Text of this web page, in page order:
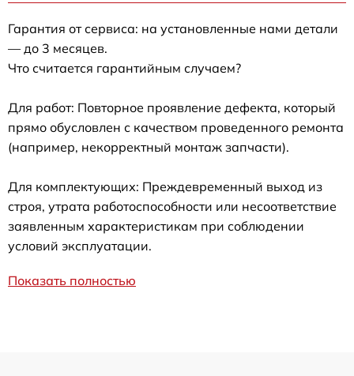
Гарантия от сервиса: на установленные нами детали
— до 3 месяцев.
Что считается гарантийным случаем?
Для работ: Повторное проявление дефекта, который
прямо обусловлен с качеством проведенного ремонта
(например, некорректный монтаж запчасти).
Для комплектующих: Преждевременный выход из
строя, утрата работоспособности или несоответствие
заявленным характеристикам при соблюдении
условий эксплуатации.
Показать полностью